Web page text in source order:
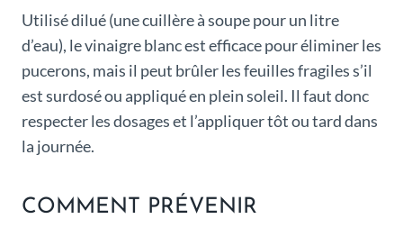
Utilisé dilué (une cuillère à soupe pour un litre
d’eau), le vinaigre blanc est efficace pour éliminer les
pucerons, mais il peut brûler les feuilles fragiles s’il
est surdosé ou appliqué en plein soleil. Il faut donc
respecter les dosages et l’appliquer tôt ou tard dans
la journée.
COMMENT PRÉVENIR